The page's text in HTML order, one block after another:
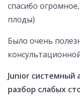
спасибо
плоды)
Было очень
Junior системный
разбор слабых